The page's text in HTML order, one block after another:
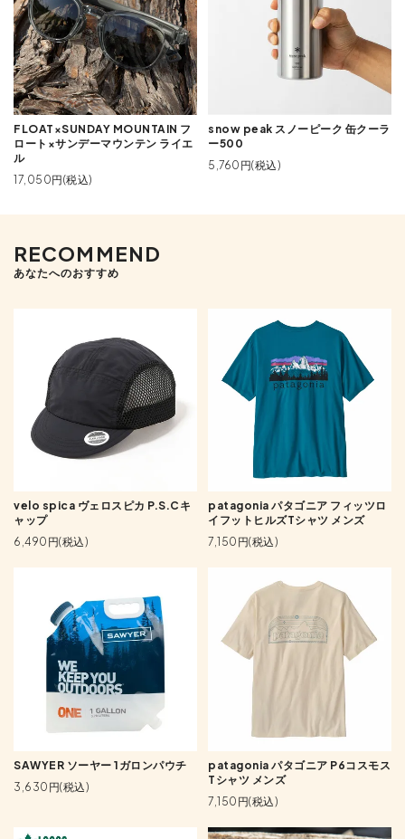
FLOAT×SUNDAY MOUNTAIN フ
ロート×サンデーマウンテン ライエ
ル
17,050円(税込)
snow peak スノーピーク 缶クーラ
ー500
5,760円(税込)
RECOMMEND
あなたへのおすすめ
velo spica ヴェロスピカ P.S.Cキ
ャップ
6,490円(税込)
patagonia パタゴニア フィッツロ
イフットヒルズTシャツ メンズ
7,150円(税込)
SAWYER ソーヤー 1ガロンパウチ
3,630円(税込)
patagonia パタゴニア P6コスモス
Tシャツ メンズ
7,150円(税込)